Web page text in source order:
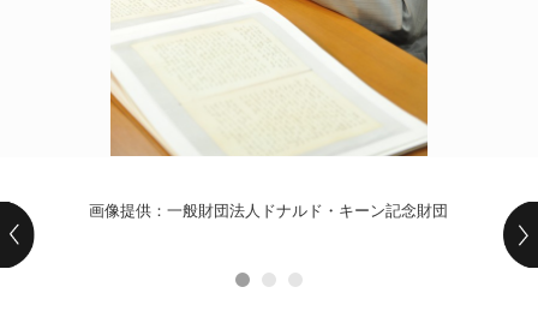
画像提供：一般財団法人ドナルド・キーン記念財団